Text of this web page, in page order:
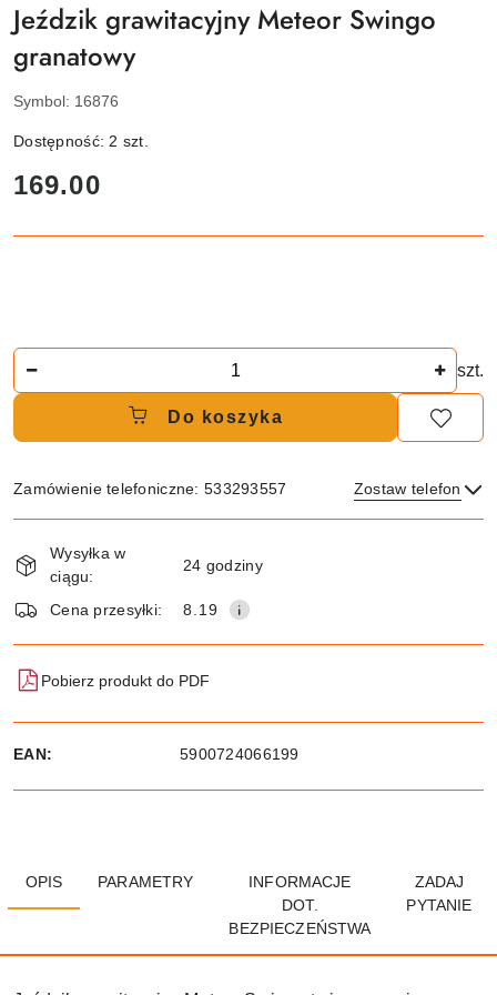
Jeździk grawitacyjny Meteor Swingo
granatowy
Symbol: 16876
Dostępność: 2 szt.
cena:
169.00
szt.
Do koszyka
Zamówienie telefoniczne: 533293557 Zostaw telefon
i
dostawa
Wysyłka w
ciągu:
24 godziny
Cena przesyłki: 8.19
Pobierz produkt do PDF
EAN: 5900724066199
OPIS PARAMETRY
INFORMACJE
DOT.
BEZPIECZEŃSTWA
ZADAJ
PYTANIE